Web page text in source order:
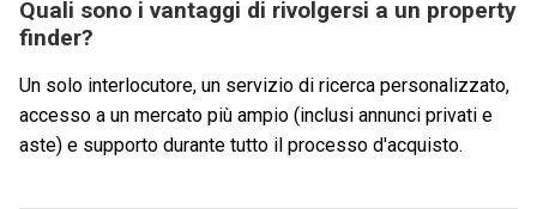
Quali sono i vantaggi di rivolgersi a un property
finder?
Un solo interlocutore, un servizio di ricerca personalizzato,
accesso a un mercato più ampio (inclusi annunci privati e
aste) e supporto durante tutto il processo d'acquisto.